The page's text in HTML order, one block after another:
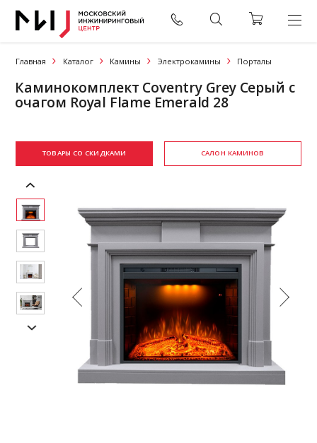
Главная Каталог Камины Электрокамины Порталы
Каминокомплект Coventry Grey Серый с
очагом Royal Flame Emerald 28
ТОВАРЫ СО СКИДКАМИ САЛОН КАМИНОВ